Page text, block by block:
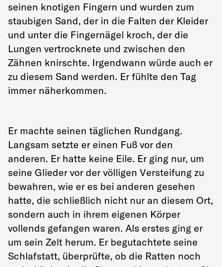
seinen knotigen Fingern und wurden zum
staubigen Sand, der in die Falten der Kleider
und unter die Fingernägel kroch, der die
Lungen vertrocknete und zwischen den
Zähnen knirschte. Irgendwann würde auch er
zu diesem Sand werden. Er fühlte den Tag
immer näherkommen.
Er machte seinen täglichen Rundgang.
Langsam setzte er einen Fuß vor den
anderen. Er hatte keine Eile. Er ging nur, um
seine Glieder vor der völligen Versteifung zu
bewahren, wie er es bei anderen gesehen
hatte, die schließlich nicht nur an diesem Ort,
sondern auch in ihrem eigenen Körper
vollends gefangen waren. Als erstes ging er
um sein Zelt herum. Er begutachtete seine
Schlafstatt, überprüfte, ob die Ratten noch